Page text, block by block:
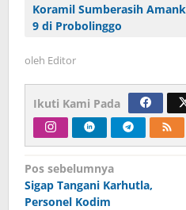
Koramil Sumberasih
9 di Probolinggo
oleh Editor
Ikuti Kami Pada
Navigasi
pos
Pos sebelumnya
Sigap Tangani Karhutla,
Personel Kodim